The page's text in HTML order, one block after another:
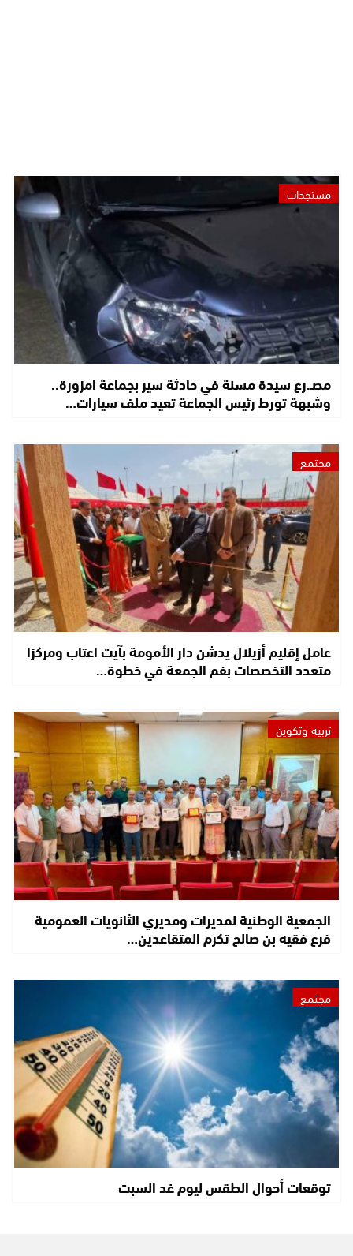
مستجدات
مصـ.رع سيدة مسنة في حادثة سير بجماعة امزورة..
وشبهة تورط رئيس الجماعة تعيد ملف سيارات…
مجتمع
عامل إقليم أزيلال يدشن دار الأمومة بآيت اعتاب ومركزا
متعدد التخصصات بفم الجمعة في خطوة…
تربية وتكوين
الجمعية الوطنية لمديرات ومديري الثانويات العمومية
فرع فقيه بن صالح تكرم المتقاعدين…
مجتمع
توقعات أحوال الطقس ليوم غد السبت